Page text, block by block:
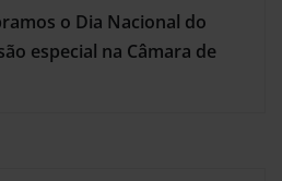
o Dia Nacional do
especial na Câmara de